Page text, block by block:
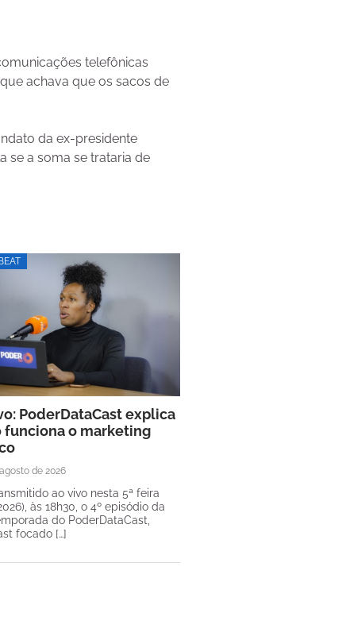
telefônicas
achava que os sacos de
da ex-presidente
se a soma se trataria de
PoderDataCast explica
funciona o marketing
de 2026
ao vivo nesta 5ª feira
às 18h30, o 4º episódio da
do PoderDataCast,
focado […]